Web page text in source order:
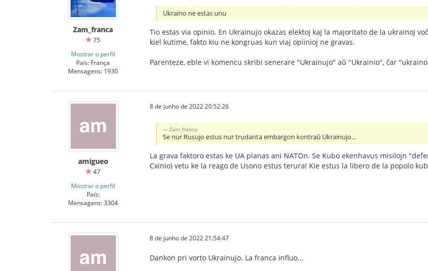
Zam_franca
75
Mostrar o perfil
País: França
Mensagens: 1930
Ukraino ne estas unu
Tio estas via opinio. En Ukrainujo okazas elektoj kaj la majoritato de la ukrainoj
kiel kutime, fakto kiu ne kongruas kun viaj opiinioj ne gravas.
Parenteze, eble vi komencu skribi senerare "Ukrainujo" aŭ "Ukrainio", ĉar
amigueo
47
Mostrar o perfil
País:
Mensagens: 3304
8 de junho de 2022 20:52:26
Zam_franca:
Se nur Rusujo estus nur trudanta embargon kontraŭ Ukrainujo...
La grava faktoro estas ke UA planas ani NATOn. Se Kubo ekenhavus misilojn
Cxinio) vetu ke la reago de Usono estus terura! Kie estus la libero de la popolo
8 de junho de 2022 21:54:47
Dankon pri vorto Ukrainujo. La franca influo...